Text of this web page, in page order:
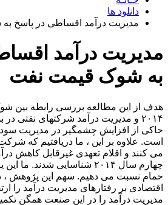
دانلود ها
مدیریت درآمد اقساطی در پاسخ
مدیریت درآمد
به شوک قیمت نفت
هدف از این مطالعه بررسی رابطه بین
۲۰۱۴ و مدیریت درآمد شرکتهای نفتی
حاکی از افزایش چشمگیر در مدیریت
است. علاوه بر این ، ما دریافتیم که
می کنند و اقلام تعهدی غیرقابل کاهش
چهارم سال ۲۰۱۴ شناسایی
حمام نسبت می دهیم. سهم این پژوهش ،
اقتصادی بر رفتارهای مدیریت درآمد را
مدیریت درآمد را در این صنعت همگن